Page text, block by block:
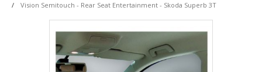
Vision Semitouch - Rear Seat Entertainment - Skoda Superb 3T